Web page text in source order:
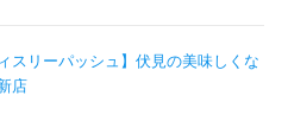
ィスリーパッシュ】伏見の美味しくな
店